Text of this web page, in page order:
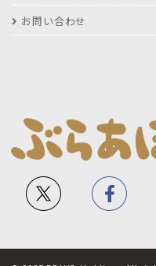
お問い合わせ